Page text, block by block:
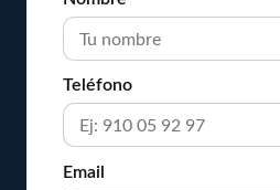
Teléfono
Email